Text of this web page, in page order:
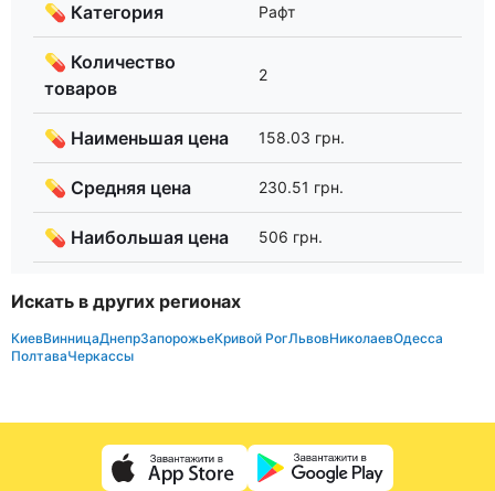
💊 Категория Рафт
💊 Количество
товаров
2
💊 Наименьшая цена 158.03 грн.
💊 Средняя цена 230.51 грн.
💊 Наибольшая цена 506 грн.
Искать в других регионах
КиевВинницаДнепрЗапорожьеКривой РогЛьвовНиколаевОдесса
ПолтаваЧеркассы